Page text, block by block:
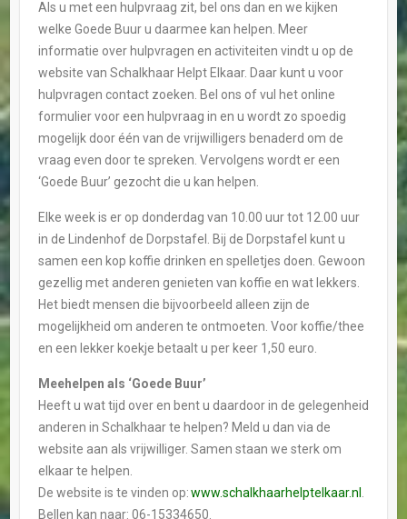
Als u met een hulpvraag zit, bel ons dan en we kijken
welke Goede Buur u daarmee kan helpen. Meer
informatie over hulpvragen en activiteiten vindt u op de
website van Schalkhaar Helpt Elkaar. Daar kunt u voor
hulpvragen contact zoeken. Bel ons of vul het online
formulier voor een hulpvraag in en u wordt zo spoedig
mogelijk door één van de vrijwilligers benaderd om de
vraag even door te spreken. Vervolgens wordt er een
‘Goede Buur’ gezocht die u kan helpen.
Elke week is er op donderdag van 10.00 uur tot 12.00 uur
in de Lindenhof de Dorpstafel. Bij de Dorpstafel kunt u
samen een kop koffie drinken en spelletjes doen. Gewoon
gezellig met anderen genieten van koffie en wat lekkers.
Het biedt mensen die bijvoorbeeld alleen zijn de
mogelijkheid om anderen te ontmoeten. Voor koffie/thee
en een lekker koekje betaalt u per keer 1,50 euro.
Meehelpen als ‘Goede Buur’
Heeft u wat tijd over en bent u daardoor in de gelegenheid
anderen in Schalkhaar te helpen? Meld u dan via de
website aan als vrijwilliger. Samen staan we sterk om
elkaar te helpen.
De website is te vinden op:www.schalkhaarhelptelkaar.nl
Bellen kan naar: 06-15334650.